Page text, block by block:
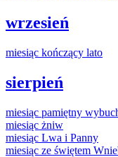
wrzesień
miesiąc kończący lato
sierpień
miesiąc pamiętny
miesiąc żniw
miesiąc Lwa i Panny
miesiąc ze świętem